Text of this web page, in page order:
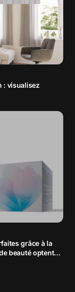
: visualisez
grâce à la
beauté optent